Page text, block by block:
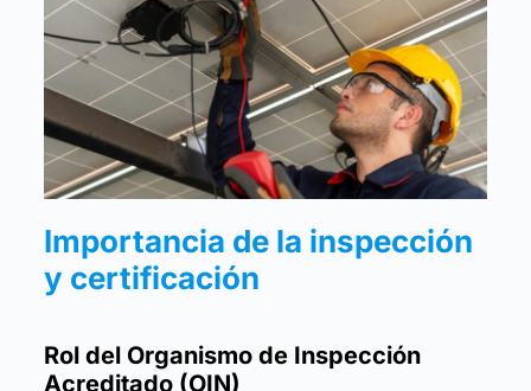
Importancia de la inspección
y certificación
Rol del Organismo de Inspección
Acreditado (OIN)